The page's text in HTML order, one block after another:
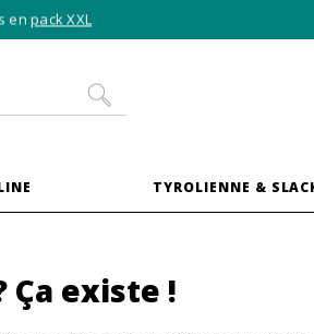
enpack XXL
TYROLIENNE &
Ça existe !